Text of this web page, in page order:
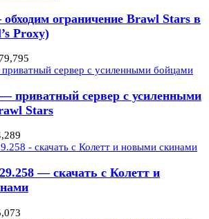
обходим ограничение Brawl Stars в
Proxy)
приватный сервер с усиленными
Stars
— скачать с Колетт и